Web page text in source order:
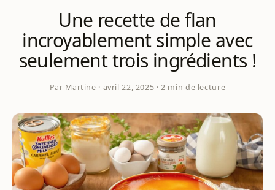
Une recette de flan
incroyablement simple avec
seulement trois ingrédients !
Par Martine · avril 22, 2025 · 2 min de lecture